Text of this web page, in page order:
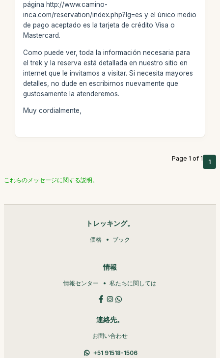
página http://www.camino-
inca.com/reservation/index.php?lg=es y el único medio
de pago aceptado es la tarjeta de crédito Visa o
Mastercard.
Como puede ver, toda la información necesaria para
el trek y la reserva está detallada en nuestro sitio en
internet que le invitamos a visitar. Si necesita mayores
detalles, no dude en escribirnos nuevamente que
gustosamente la atenderemos.
Muy cordialmente,
Page 1 of 1 1
これらのメッセージに関する説明。
トレッキング。
価格 ブック
情報
情報センター 私たちに関しては
連絡先。
お問い合わせ
+51 91518-1506